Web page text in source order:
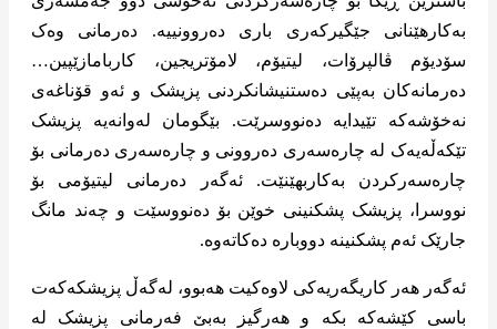
بەکارهێنانی جێگیرکەری باری دەروونییە. دەرمانی وەک
سۆدیۆم ڤالپرۆات، لیتیۆم، لامۆتریجین، کاربامازێپین…
دەرمانەکان بەپێی دەستنیشانکردنی پزیشک و ئەو قۆناغەی
نەخۆشەکە تێیدایە دەنووسرێت. بێگومان لەوانەیە پزیشک
تێکەڵەیەک لە چارەسەری دەروونی و چارەسەری دەرمانی بۆ
چارەسەرکردن بەکاربهێنێت. ئەگەر دەرمانی لیتیۆمی بۆ
نووسرا، پزیشک پشکنینی خوێن بۆ دەنووسێت و چەند مانگ
جارێک ئەم پشکنینە دووبارە دەکاتەوە.
ئەگەر هەر کاریگەریەکی لاوەکیت هەبوو، لەگەڵ پزیشکەکەت
باسی کێشەکە بکە و هەرگیز بەبێ فەرمانی پزیشک لە